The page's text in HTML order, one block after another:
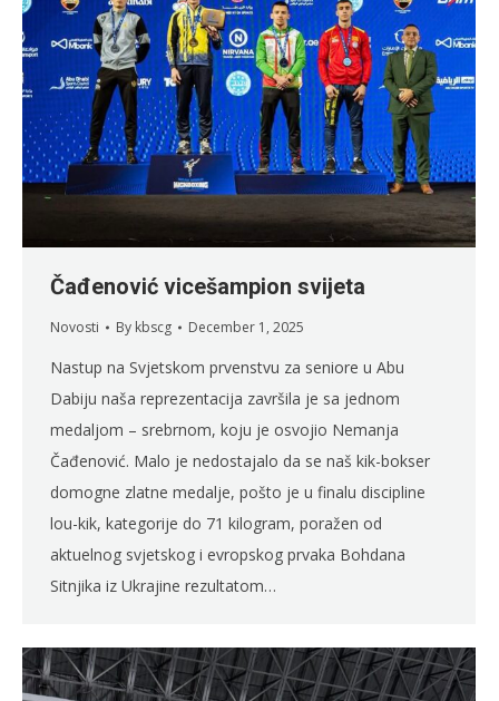
Čađenović vicešampion svijeta
Novosti By kbscg December 1, 2025
Nastup na Svjetskom prvenstvu za seniore u Abu
Dabiju naša reprezentacija završila je sa jednom
medaljom – srebrnom, koju je osvojio Nemanja
Čađenović. Malo je nedostajalo da se naš kik-bokser
domogne zlatne medalje, pošto je u finalu discipline
lou-kik, kategorije do 71 kilogram, poražen od
aktuelnog svjetskog i evropskog prvaka Bohdana
Sitnjika iz Ukrajine rezultatom…